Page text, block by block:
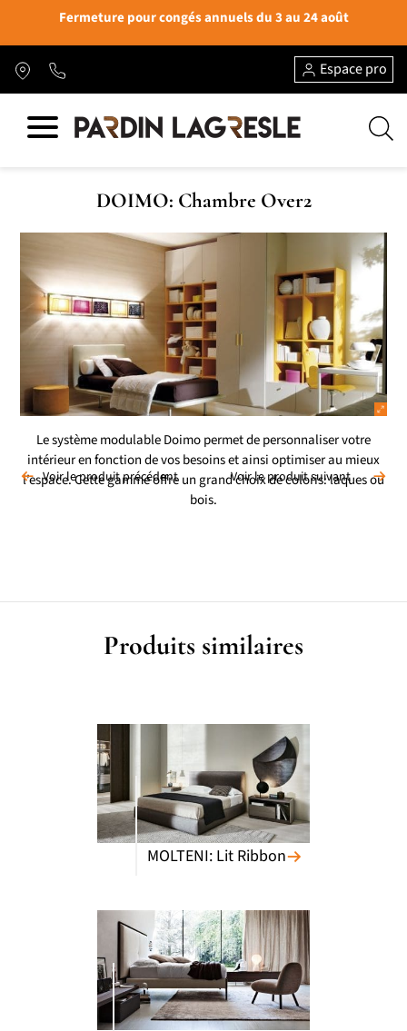
Fermeture pour congés annuels du 3 au 24 août
Espace pro
Voir le produit précédent Voir le produit suivant
DOIMO: Chambre Over2
Le système modulable Doimo permet de personnaliser votre
intérieur en fonction de vos besoins et ainsi optimiser au mieux
l’espace. Cette gamme offre un grand choix de coloris: laques ou
bois.
Produits similaires
MOLTENI: Lit Ribbon